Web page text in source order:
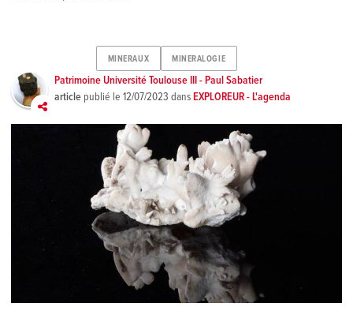
MINERAUX MINERALOGIE
Patrimoine Université Toulouse III - Paul Sabatier
article publié le12/07/2023 dansEXPLOREUR - L'agenda